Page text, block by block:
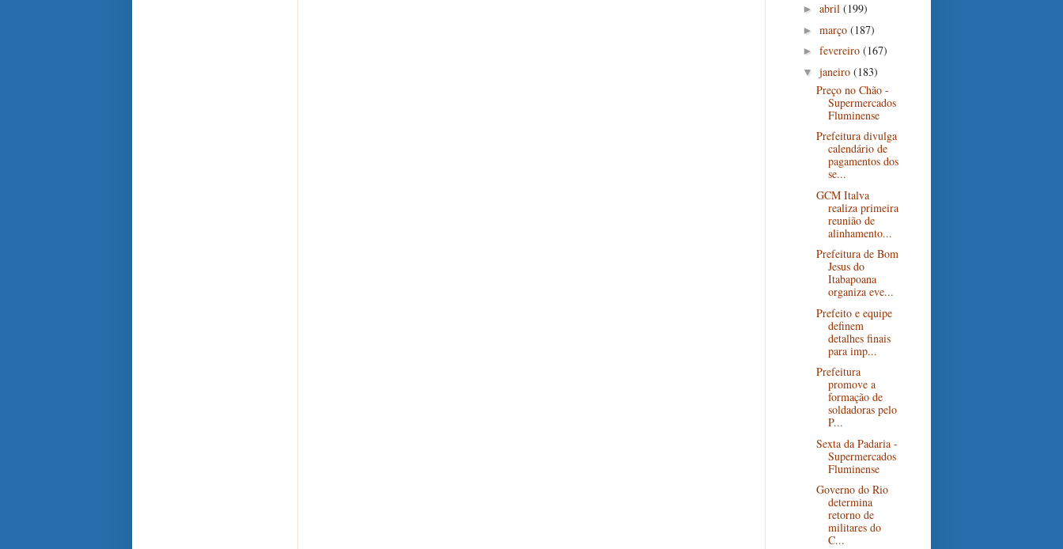
► abril (199)
► março (187)
► fevereiro (167)
▼ janeiro (183)
Preço no Chão -
Supermercados
Fluminense
Prefeitura divulga
calendário de
pagamentos dos
se...
GCM Italva
realiza primeira
reunião de
alinhamento...
Prefeitura de Bom
Jesus do
Itabapoana
organiza eve...
Prefeito e equipe
definem
detalhes finais
para imp...
Prefeitura
promove a
formação de
soldadoras pelo
P...
Sexta da Padaria -
Supermercados
Fluminense
Governo do Rio
determina
retorno de
militares do
C...